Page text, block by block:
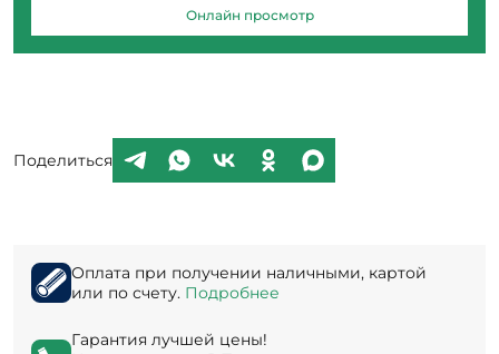
Онлайн просмотр
Поделиться
Оплата при получении наличными, картой
или по счету. Подробнее
Гарантия лучшей цены!